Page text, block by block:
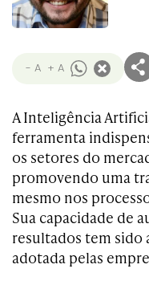
- A + A
A Inteligência
ferramenta
os setores do
promovendo uma
mesmo nos
Sua capacidade de
resultados tem sido
adotada pelas